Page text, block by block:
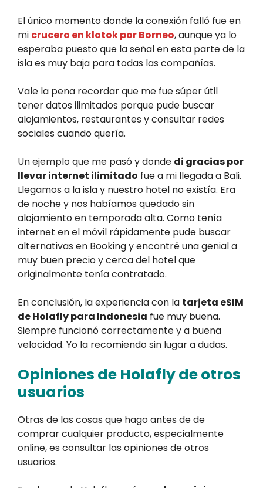
El único momento donde la conexión falló fue en
mi crucero en klotok por Borneo, aunque ya lo
esperaba puesto que la señal en esta parte de la
isla es muy baja para todas las compañías.
Vale la pena recordar que me fue súper útil
tener datos ilimitados porque pude buscar
alojamientos, restaurantes y consultar redes
sociales cuando quería.
Un ejemplo que me pasó y donde di gracias por
llevar internet ilimitado fue a mi llegada a Bali.
Llegamos a la isla y nuestro hotel no existía. Era
de noche y nos habíamos quedado sin
alojamiento en temporada alta. Como tenía
internet en el móvil rápidamente pude buscar
alternativas en Booking y encontré una genial a
muy buen precio y cerca del hotel que
originalmente tenía contratado.
En conclusión, la experiencia con la tarjeta eSIM
de Holafly para Indonesia fue muy buena.
Siempre funcionó correctamente y a buena
velocidad. Yo la recomiendo sin lugar a dudas.
Opiniones de Holafly de otros
usuarios
Otras de las cosas que hago antes de de
comprar cualquier producto, especialmente
online, es consultar las opiniones de otros
usuarios.